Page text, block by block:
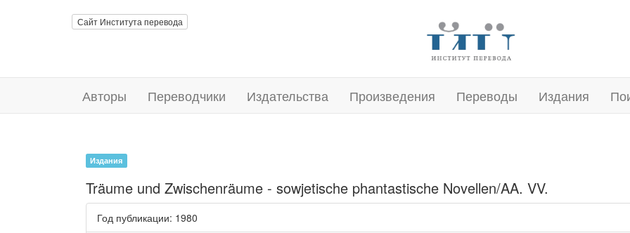
Сайт Института перевода
Авторы Переводчики Издательства Произведения Переводы Издания
Издания
Träume und Zwischenräume - sowjetische phantastische Novellen/AA. VV.
Год публикации: 1980